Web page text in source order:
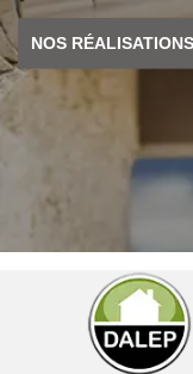
NOS RÉALISATIONS